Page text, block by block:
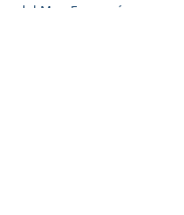
del Mar, Economía y